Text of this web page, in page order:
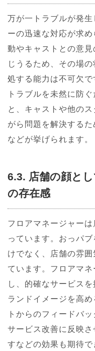
万が一トラブルが発
ーの迅速な対応が求
動やキャストとの意
じうるため、その場
処する能力は不可欠で
トラブルを未然に防
と、キャストや他の
がら問題を解決する
などが挙げられます。
6.3. 店舗の顔と
の存在感
フロアマネージャー
っています。おっパ
けでなく、店舗の雰
ています。フロアマ
し、的確なサービス
ランドイメージを高
トからのフィードバ
サービス改善に反映
すなどの効果も期待で